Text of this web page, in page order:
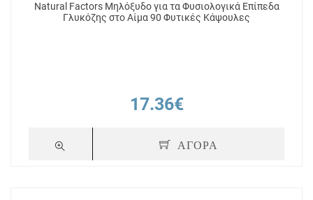
Natural Factors Μηλόξυδο για τα Φυσιολογικά Επίπεδα
Γλυκόζης στο Αίμα 90 Φυτικές Κάψουλες
17.36€
ΑΓΟΡΑ